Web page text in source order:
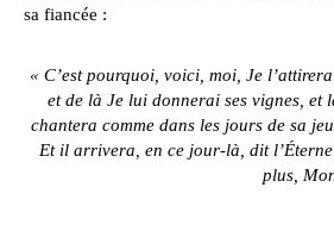
sa fiancée :
« C’est pourquoi, voici, moi, Je
et de là Je lui donnerai ses vignes, et
chantera comme dans les jours de sa
Et il arrivera, en ce jour-là, dit
plus,